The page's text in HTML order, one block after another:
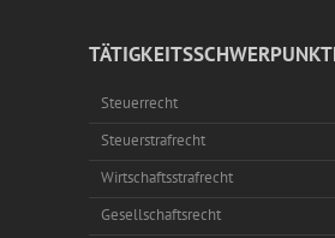
Steuerrecht
Steuerstrafrecht
Wirtschaftsstrafrecht
Gesellschaftsrecht